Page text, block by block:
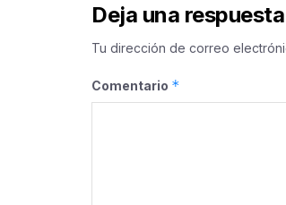
Deja una respuesta
Tu dirección de correo
Comentario *